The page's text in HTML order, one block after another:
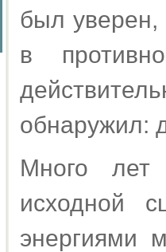
был уверен,
в
обнаружил:
Много
исходной
энергиями